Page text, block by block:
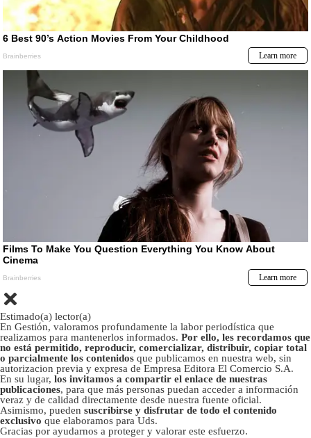
Estimado(a) lector(a)
En Gestión, valoramos profundamente la labor periodística que
realizamos para mantenerlos informados. Por ello, les recordamos que
no está permitido, reproducir, comercializar, distribuir, copiar total
o parcialmente los contenidos que publicamos en nuestra web, sin
autorizacion previa y expresa de Empresa Editora El Comercio S.A.
En su lugar, los invitamos a compartir el enlace de nuestras
publicaciones, para que más personas puedan acceder a información
veraz y de calidad directamente desde nuestra fuente oficial.
Asimismo, pueden suscribirse y disfrutar de todo el contenido
exclusivo que elaboramos para Uds.
Gracias por ayudarnos a proteger y valorar este esfuerzo.